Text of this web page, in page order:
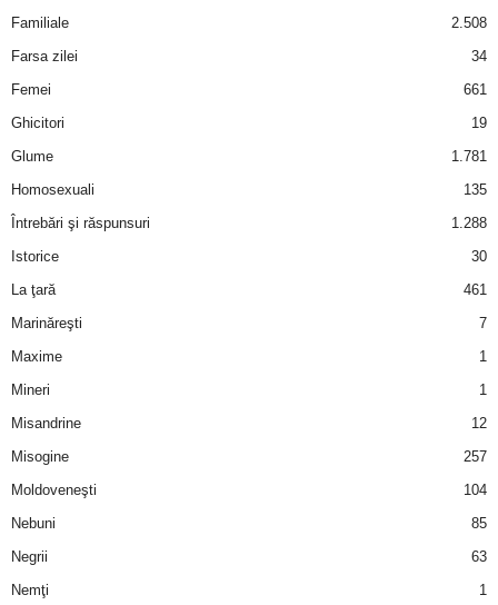
Familiale
2.508
Farsa zilei
34
Femei
661
Ghicitori
19
Glume
1.781
Homosexuali
135
Întrebări şi răspunsuri
1.288
Istorice
30
La ţară
461
Marinăreşti
7
Maxime
1
Mineri
1
Misandrine
12
Misogine
257
Moldoveneşti
104
Nebuni
85
Negrii
63
Nemţi
1